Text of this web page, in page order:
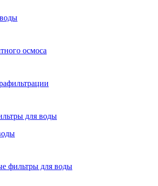
осмоса
для воды
фильтры для воды